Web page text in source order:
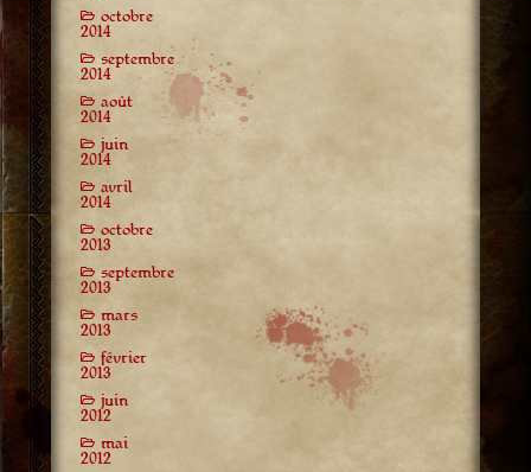
octobre
2014
septembre
2014
août
2014
juin
2014
avril
2014
octobre
2013
septembre
2013
mars
2013
février
2013
juin
2012
mai
2012